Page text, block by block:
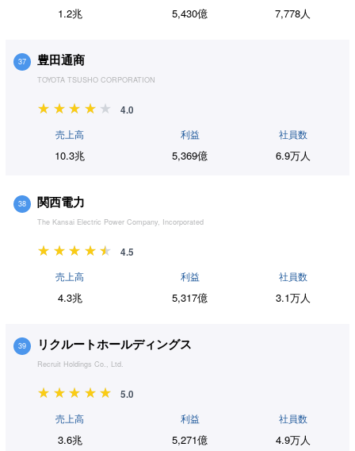
1.2兆 5,430億 7,778人
37 豊田通商
TOYOTA TSUSHO CORPORATION
4.0
売上高
10.3兆
利益
5,369億
社員数
6.9万人
38 関西電力
The Kansai Electric Power Company, Incorporated
4.5
売上高
4.3兆
利益
5,317億
社員数
3.1万人
39 リクルートホールディングス
Recruit Holdings Co., Ltd.
5.0
売上高
3.6兆
利益
5,271億
社員数
4.9万人